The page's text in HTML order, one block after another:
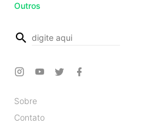
Outros
busca
Sobre
Contato